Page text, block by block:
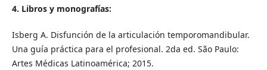
4. Libros y monografías:
Isberg A. Disfunción de la articulación temporomandibular.
Una guía práctica para el profesional. 2da ed. São Paulo:
Artes Médicas Latinoamérica; 2015.